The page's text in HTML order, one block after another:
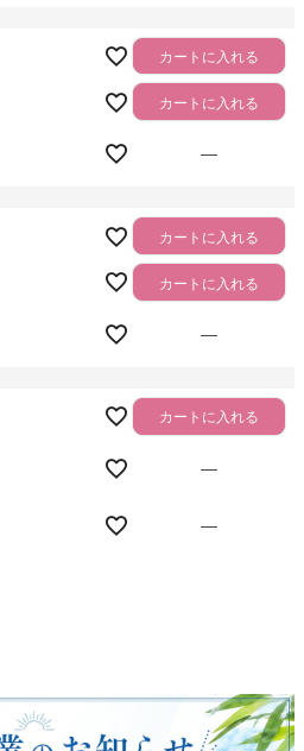
カートに入れる
カートに入れる
—
カートに入れる
カートに入れる
—
カートに入れる
—
—